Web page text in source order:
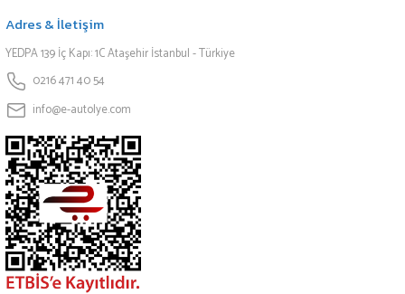
Adres & İletişim
YEDPA 139 İç Kapı: 1C Ataşehir İstanbul - Türkiye
0216 471 40 54
info@e-autolye.com